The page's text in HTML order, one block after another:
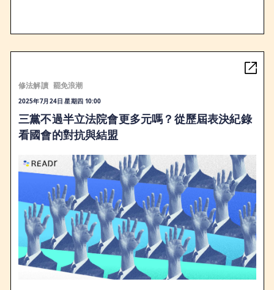
修法解讀 罷免浪潮
2025年7月24日 星期四 10:00
三黨不過半立法院會更多元嗎？從歷屆表決紀錄
看國會的對抗與結盟